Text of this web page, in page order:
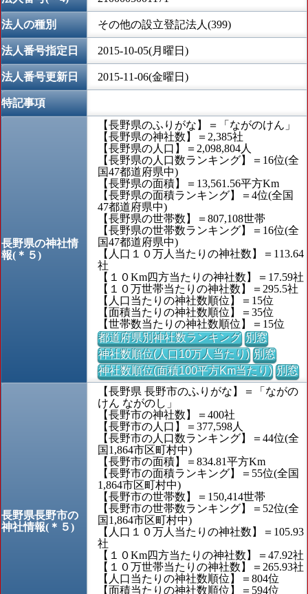
法人の種別 その他の設立登記法人(399)
法人番号指定日 2015-10-05(月曜日)
法人番号更新日 2015-11-06(金曜日)
特記事項
長野県の神社情
報(＊５)
【長野県のふりがな】＝「ながのけん」
【長野県の神社数】＝2,385社
【長野県の人口】＝2,098,804人
【長野県の人口数ランキング】＝16位(全
国47都道府県中)
【長野県の面積】＝13,561.56平方Km
【長野県の面積ランキング】＝4位(全国
47都道府県中)
【長野県の世帯数】＝807,108世帯
【長野県の世帯数ランキング】＝16位(全
国47都道府県中)
【人口１０万人当たりの神社数】＝113.64
社
【１０Km四方当たりの神社数】＝17.59社
【１０万世帯当たりの神社数】＝295.5社
【人口当たりの神社数順位】＝15位
【面積当たりの神社数順位】＝35位
【世帯数当たりの神社数順位】＝15位
都道府県別神社数ランキング 別窓
神社数順位(人口10万人当たり) 別窓
神社数順位(面積100平方Km当たり) 別窓
長野県長野市の
神社情報(＊５)
【長野県 長野市のふりがな】＝「ながの
けん ながのし」
【長野市の神社数】＝400社
【長野市の人口】＝377,598人
【長野市の人口数ランキング】＝44位(全
国1,864市区町村中)
【長野市の面積】＝834.81平方Km
【長野市の面積ランキング】＝55位(全国
1,864市区町村中)
【長野市の世帯数】＝150,414世帯
【長野市の世帯数ランキング】＝52位(全
国1,864市区町村中)
【人口１０万人当たりの神社数】＝105.93
社
【１０Km四方当たりの神社数】＝47.92社
【１０万世帯当たりの神社数】＝265.93社
【人口当たりの神社数順位】＝804位
【面積当たりの神社数順位】＝594位